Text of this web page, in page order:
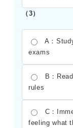
（3）
A：
exams
B：
rules
C：
feeling what